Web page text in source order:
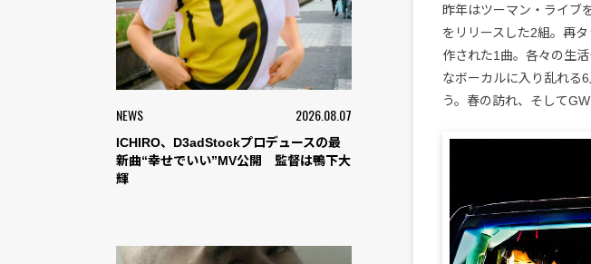
NEWS 2026.08.07
ICHIRO、D3adStockプロデュースの最
新曲“幸せでいい”MV公開 監督は鴨下大
輝
昨年はツーマン・ライブ
をリリースした2組。再
作された1曲。各々の生
なボーカルに入り乱れる
う。春の訪れ、そして